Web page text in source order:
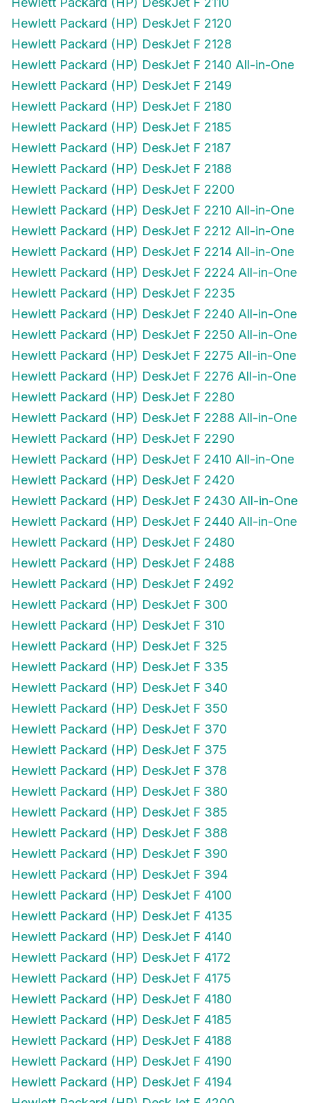
Hewlett Packard (HP) DeskJet F 2120
Hewlett Packard (HP) DeskJet F 2128
Hewlett Packard (HP) DeskJet F 2140 All-in-One
Hewlett Packard (HP) DeskJet F 2149
Hewlett Packard (HP) DeskJet F 2180
Hewlett Packard (HP) DeskJet F 2185
Hewlett Packard (HP) DeskJet F 2187
Hewlett Packard (HP) DeskJet F 2188
Hewlett Packard (HP) DeskJet F 2200
Hewlett Packard (HP) DeskJet F 2210 All-in-One
Hewlett Packard (HP) DeskJet F 2212 All-in-One
Hewlett Packard (HP) DeskJet F 2214 All-in-One
Hewlett Packard (HP) DeskJet F 2224 All-in-One
Hewlett Packard (HP) DeskJet F 2235
Hewlett Packard (HP) DeskJet F 2240 All-in-One
Hewlett Packard (HP) DeskJet F 2250 All-in-One
Hewlett Packard (HP) DeskJet F 2275 All-in-One
Hewlett Packard (HP) DeskJet F 2276 All-in-One
Hewlett Packard (HP) DeskJet F 2280
Hewlett Packard (HP) DeskJet F 2288 All-in-One
Hewlett Packard (HP) DeskJet F 2290
Hewlett Packard (HP) DeskJet F 2410 All-in-One
Hewlett Packard (HP) DeskJet F 2420
Hewlett Packard (HP) DeskJet F 2430 All-in-One
Hewlett Packard (HP) DeskJet F 2440 All-in-One
Hewlett Packard (HP) DeskJet F 2480
Hewlett Packard (HP) DeskJet F 2488
Hewlett Packard (HP) DeskJet F 2492
Hewlett Packard (HP) DeskJet F 300
Hewlett Packard (HP) DeskJet F 310
Hewlett Packard (HP) DeskJet F 325
Hewlett Packard (HP) DeskJet F 335
Hewlett Packard (HP) DeskJet F 340
Hewlett Packard (HP) DeskJet F 350
Hewlett Packard (HP) DeskJet F 370
Hewlett Packard (HP) DeskJet F 375
Hewlett Packard (HP) DeskJet F 378
Hewlett Packard (HP) DeskJet F 380
Hewlett Packard (HP) DeskJet F 385
Hewlett Packard (HP) DeskJet F 388
Hewlett Packard (HP) DeskJet F 390
Hewlett Packard (HP) DeskJet F 394
Hewlett Packard (HP) DeskJet F 4100
Hewlett Packard (HP) DeskJet F 4135
Hewlett Packard (HP) DeskJet F 4140
Hewlett Packard (HP) DeskJet F 4172
Hewlett Packard (HP) DeskJet F 4175
Hewlett Packard (HP) DeskJet F 4180
Hewlett Packard (HP) DeskJet F 4185
Hewlett Packard (HP) DeskJet F 4188
Hewlett Packard (HP) DeskJet F 4190
Hewlett Packard (HP) DeskJet F 4194
Hewlett Packard (HP) DeskJet F 4200